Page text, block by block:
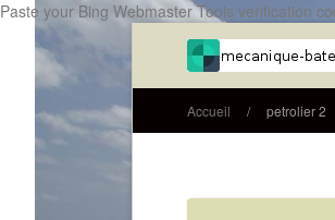
Paste your Bing Webmaster Tools verification
Accueil / petrolier 2